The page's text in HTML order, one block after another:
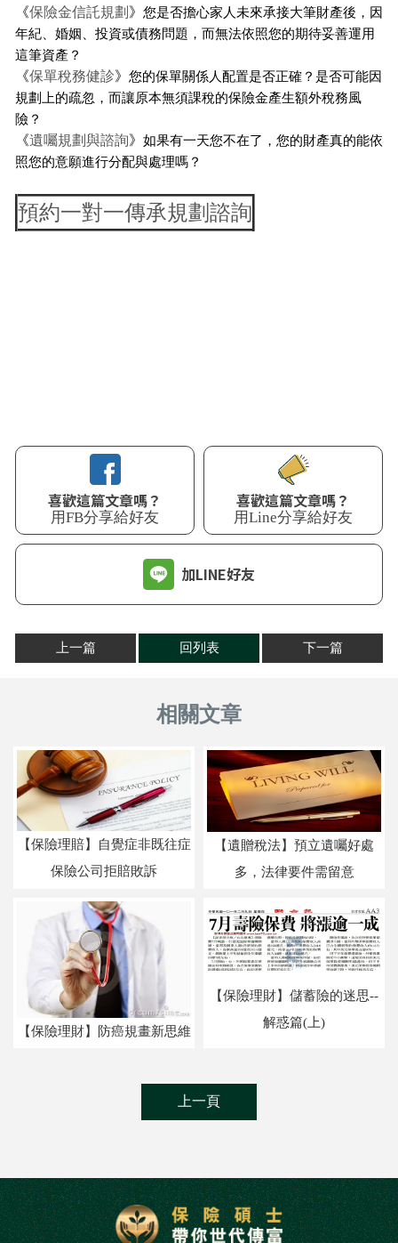
《保險金信託規劃 》 您是否擔心家人未來承接大筆財產後，因
年紀、婚姻、投資或債務問題，而無法依照您的期待妥善運用
這筆資產？
《保單稅務健診》 您的保單關係人配置是否正確？是否可能因
規劃上的疏忽，而讓原本無須課稅的保險金產生額外稅務風
險？
《遺囑規劃與諮詢》 如果有一天您不在了，您的財產真的能依
照您的意願進行分配與處理嗎？
預約一對一傳承規劃諮詢
喜歡這篇文章嗎？
用FB分享給好友
喜歡這篇文章嗎？
用Line分享給好友
加LINE好友
上一篇 回列表 下一篇
【保險理賠】自覺症非既往症
保險公司拒賠敗訴
【遺贈稅法】預立遺囑好處
多，法律要件需留意
【保險理財】防癌規畫新思維
【保險理財】儲蓄險的迷思--
解惑篇(上)
上一頁